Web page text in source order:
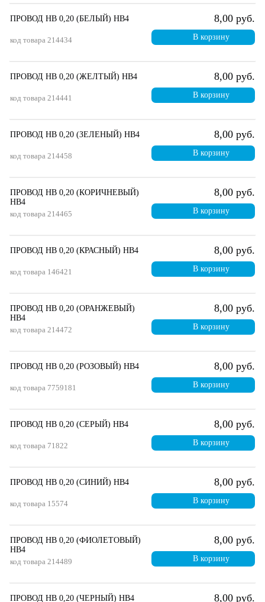
ПРОВОД НВ 0,20 (БЕЛЫЙ) НВ4
код товара 214434
8,00 руб.
В корзину
ПРОВОД НВ 0,20 (ЖЕЛТЫЙ) НВ4
код товара 214441
8,00 руб.
В корзину
ПРОВОД НВ 0,20 (ЗЕЛЕНЫЙ) НВ4
код товара 214458
8,00 руб.
В корзину
ПРОВОД НВ 0,20 (КОРИЧНЕВЫЙ)
НВ4
код товара 214465
8,00 руб.
В корзину
ПРОВОД НВ 0,20 (КРАСНЫЙ) НВ4
код товара 146421
8,00 руб.
В корзину
ПРОВОД НВ 0,20 (ОРАНЖЕВЫЙ)
НВ4
код товара 214472
8,00 руб.
В корзину
ПРОВОД НВ 0,20 (РОЗОВЫЙ) НВ4
код товара 7759181
8,00 руб.
В корзину
ПРОВОД НВ 0,20 (СЕРЫЙ) НВ4
код товара 71822
8,00 руб.
В корзину
ПРОВОД НВ 0,20 (СИНИЙ) НВ4
код товара 15574
8,00 руб.
В корзину
ПРОВОД НВ 0,20 (ФИОЛЕТОВЫЙ)
НВ4
код товара 214489
8,00 руб.
В корзину
ПРОВОД НВ 0,20 (ЧЕРНЫЙ) НВ4 8,00 руб.